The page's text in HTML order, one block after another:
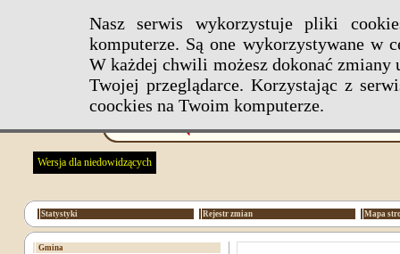
Nasz serwis wykorzystuje pliki
komputerze. Są one wykorzystywane w
W każdej chwili możesz dokonać
Twojej przeglądarce. Korzystając z
coockies na Twoim komputerze.
Wersja dla niedowidzących
Statystyki Rejestr zmian Mapa
Gmina